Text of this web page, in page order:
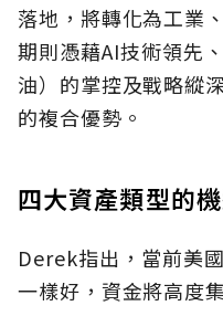
落地，將轉化為工業
期則憑藉AI技術領先
油）的掌控及戰略縱
的複合優勢。
四大資產類型的
Derek指出，當前美
一樣好，資金將高度